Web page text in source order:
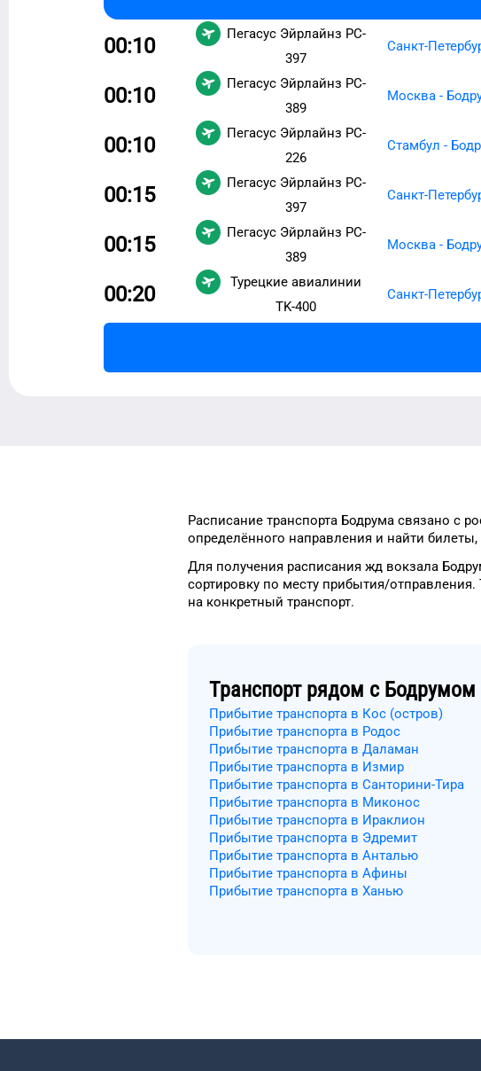
00:10 Пегасус Эйрлайнз PC-
397
Санкт-
00:10 Пегасус Эйрлайнз PC-
389
Москва -
00:10 Пегасус Эйрлайнз PC-
226
Стамбул -
00:15 Пегасус Эйрлайнз PC-
397
Санкт-
00:15 Пегасус Эйрлайнз PC-
389
Москва -
00:20
Турецкие авиалинии
TK-400
Санкт-
Расписание транспорта Бодрума связано с
определённого направления и найти билеты,
Для получения расписания жд вокзала
сортировку по месту прибытия/отправления.
на конкретный транспорт.
Транспорт рядом с Бодрумом
Прибытие транспорта в Кос (остров)
Прибытие транспорта в Родос
Прибытие транспорта в Даламан
Прибытие транспорта в Измир
Прибытие транспорта в Санторини-Тира
Прибытие транспорта в Миконос
Прибытие транспорта в Ираклион
Прибытие транспорта в Эдремит
Прибытие транспорта в Анталью
Прибытие транспорта в Афины
Прибытие транспорта в Ханью